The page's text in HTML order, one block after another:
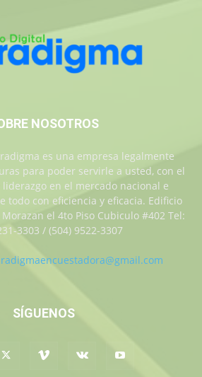
NOSOTROS
es una empresa legalmente
para poder servirle a usted, con el
en el mercado nacional e
todo con eficiencia y eficacia. Edificio
el 4to Piso Cubiculo #402 Tel:
3303 / (504) 9522-3307
SÍGUENOS